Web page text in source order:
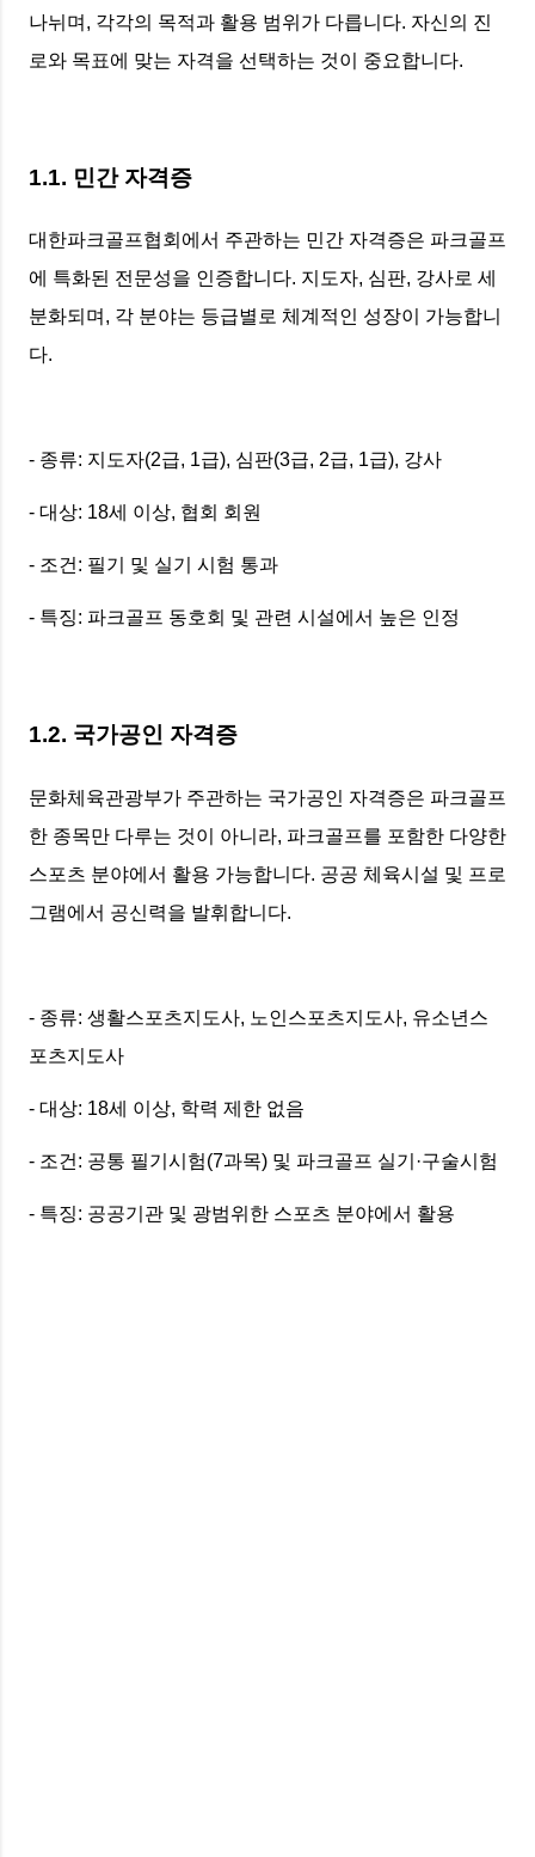
나뉘며, 각각의 목적과 활용 범위가 다릅니다. 자신의 진
로와 목표에 맞는 자격을 선택하는 것이 중요합니다.
1.1. 민간 자격증
대한파크골프협회에서 주관하는 민간 자격증은 파크골프
에 특화된 전문성을 인증합니다. 지도자, 심판, 강사로 세
분화되며, 각 분야는 등급별로 체계적인 성장이 가능합니
다.
- 종류: 지도자(2급, 1급), 심판(3급, 2급, 1급), 강사
- 대상: 18세 이상, 협회 회원
- 조건: 필기 및 실기 시험 통과
- 특징: 파크골프 동호회 및 관련 시설에서 높은 인정
1.2. 국가공인 자격증
문화체육관광부가 주관하는 국가공인 자격증은 파크골프
한 종목만 다루는 것이 아니라, 파크골프를 포함한 다양한
스포츠 분야에서 활용 가능합니다. 공공 체육시설 및 프로
그램에서 공신력을 발휘합니다.
- 종류: 생활스포츠지도사, 노인스포츠지도사, 유소년스
포츠지도사
- 대상: 18세 이상, 학력 제한 없음
- 조건: 공통 필기시험(7과목) 및 파크골프 실기·구술시험
- 특징: 공공기관 및 광범위한 스포츠 분야에서 활용